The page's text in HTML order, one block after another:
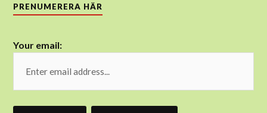
PRENUMERERA HÄR
Your email: